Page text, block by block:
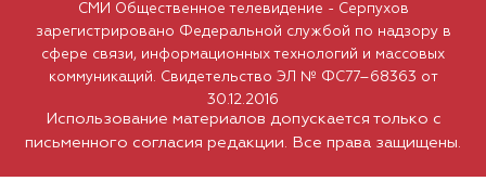
Использование материалов допускается только с
письменного согласия редакции. Все права защищены.
СМИ Общественное телевидение - Серпухов
зарегистрировано Федеральной службой по надзору в
сфере связи, информационных технологий и массовых
коммуникаций. Свидетельство ЭЛ № ФС77–68363 от
30.12.2016